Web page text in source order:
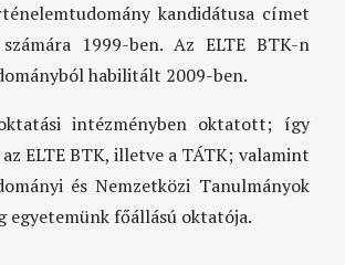
kandidátusa címet
1999-ben. Az ELTE BTK-n
habilitált 2009-ben.
intézményben oktatott; így
ELTE BTK, illetve a TÁTK; valamint
és Nemzetközi Tanulmányok
egyetemünk főállású oktatója.